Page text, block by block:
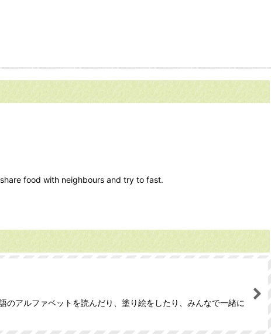
food with neighbours and try to fast.
アルファベットを読んだり、塗り絵をしたり、みんなで一緒に